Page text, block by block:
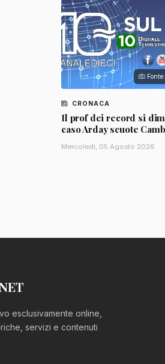
CRONACA
Il prof dei record si
caso Arday scuote
Mercoledì, 05 Agosto 2026
esclusivamente online,
servizi e contenuti